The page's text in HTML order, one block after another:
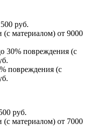
руб.
(с материалом) от 9000
30% повреждения (с
повреждения (с
руб.
(с материалом) от 7000